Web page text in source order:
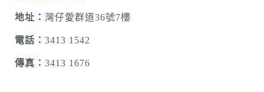
地址： 灣仔愛群道36號7樓
電話： 3413 1542
傳真： 3413 1676